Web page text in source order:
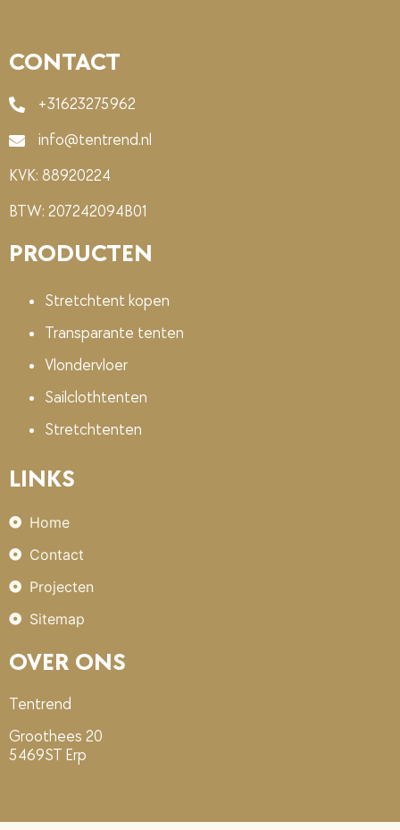
OVER ONS
Tentrend
Groothees 20
5469ST Erp
LINKS
Home
Contact
Projecten
Sitemap
PRODUCTEN
Stretchtent kopen
Transparante tenten
Vlondervloer
Sailclothtenten
Stretchtenten
CONTACT
+31623275962
info@tentrend.nl
KVK: 88920224
BTW: 207242094B01